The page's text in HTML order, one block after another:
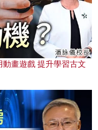
畫遊戲 提升學習古文